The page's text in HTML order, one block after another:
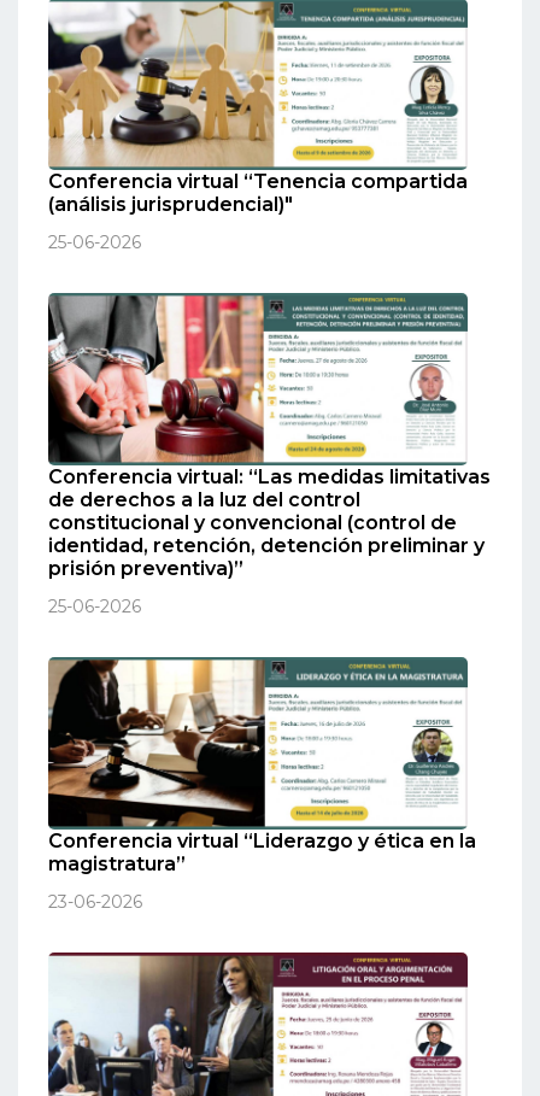
Conferencia virtual “Tenencia compartida
(análisis jurisprudencial)"
25-06-2026
Conferencia virtual: “Las medidas limitativas
de derechos a la luz del control
constitucional y convencional (control de
identidad, retención, detención preliminar y
prisión preventiva)”
25-06-2026
Conferencia virtual “Liderazgo y ética en la
magistratura”
23-06-2026